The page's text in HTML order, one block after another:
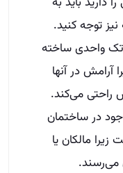
توجه کنید.
تک واحدی ساخته
آرامش در آنها
می‌کند.
در ساختمان
مالکان یا
می‌رسند.